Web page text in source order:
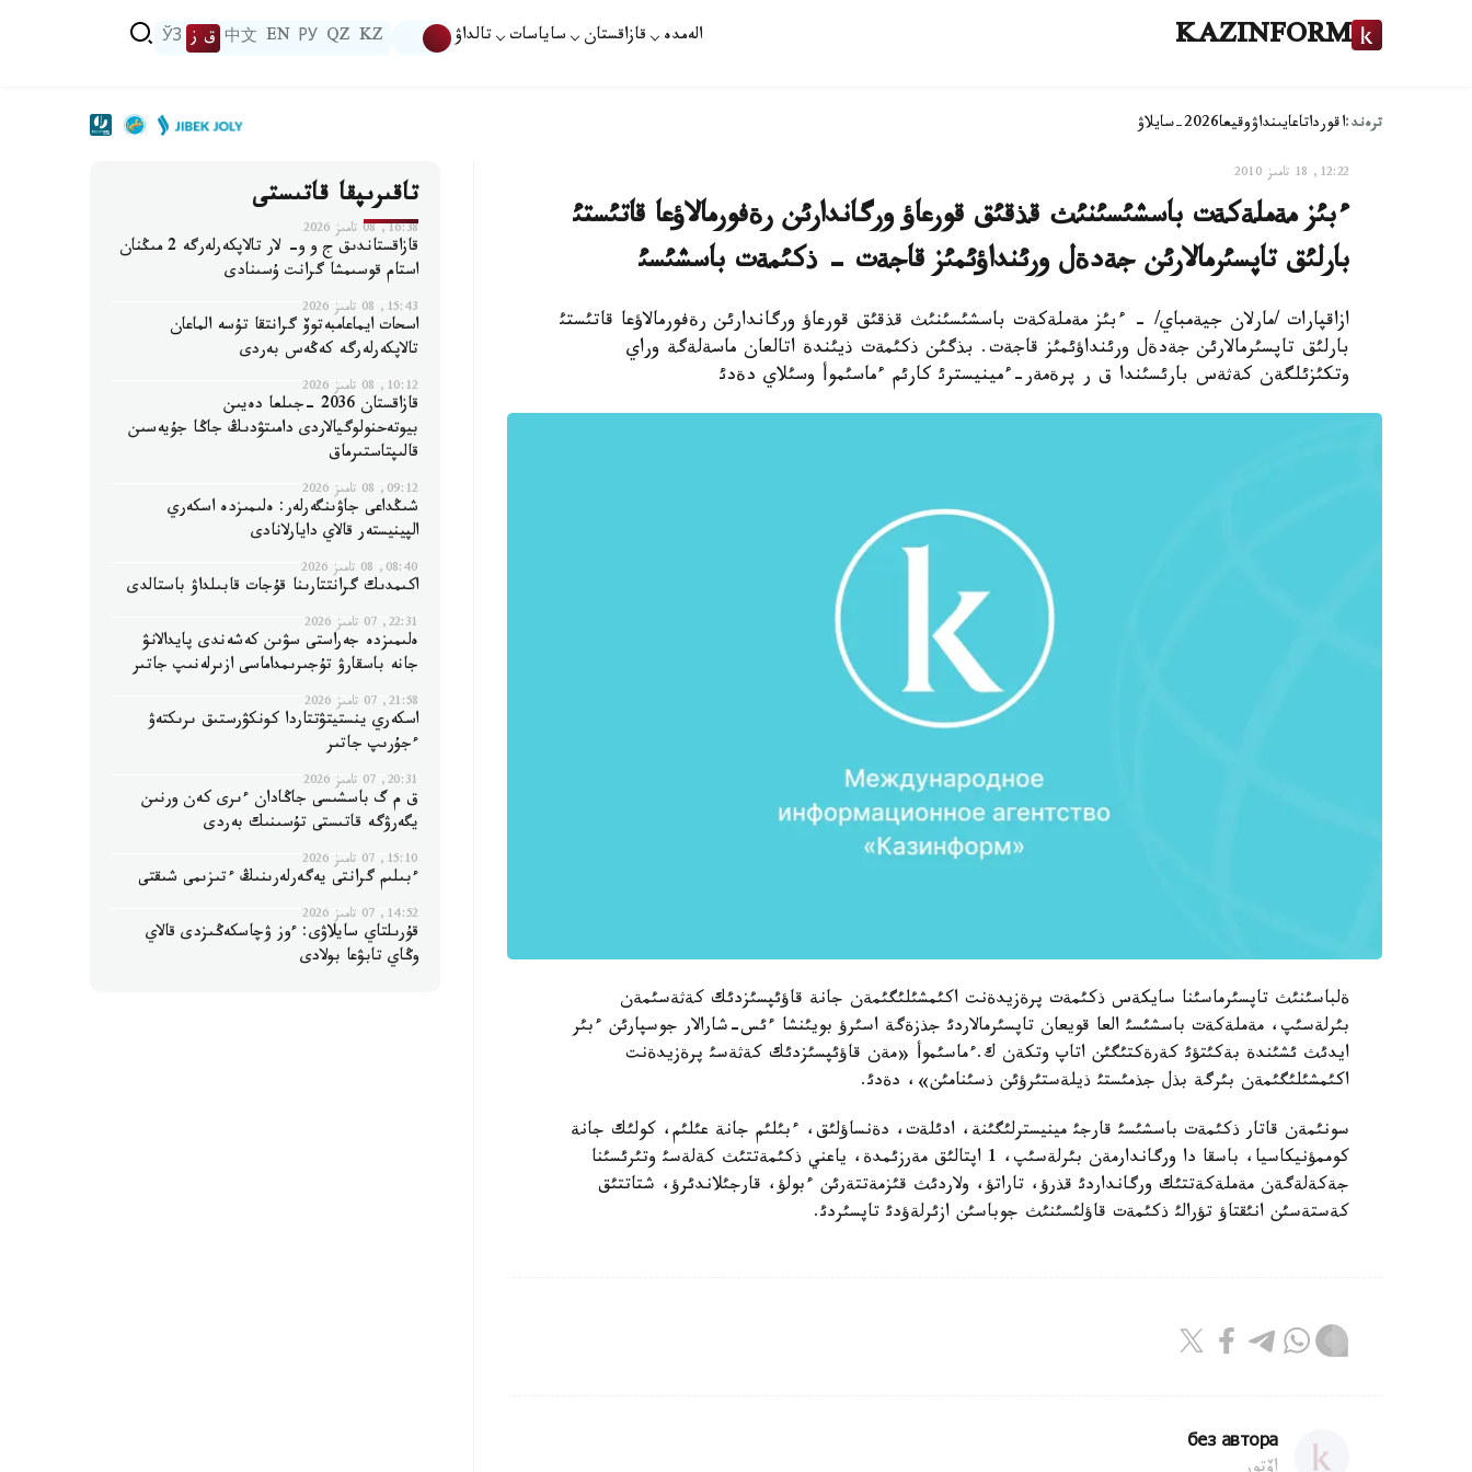
KAZINFORM الەمدە قازاقستان ساياسات تالداۋ KZ
QZ
РУ
EN
中文 ق ز ЎЗ
ترەند:اقورداتاعايىنداۋوقيعا2026-سايلاۋ
12:22, 18 تامىز 2010
ءبئز مةملةكةت باسشئسئنئث قذقئق قورعاؤ ورگاندارئن رةفورمالاؤعا قاتئستئ
بارلئق تاپسئرمالارئن جةدةل ورئنداؤئمئز قاجةت - ذكئمةت باسشئسئ
ازاقپارات /مارلان جيةمباي/ - ءبئز مةملةكةت باسشئسئنئث قذقئق قورعاؤ ورگاندارئن رةفورمالاؤعا قاتئستئ
بارلئق تاپسئرمالارئن جةدةل ورئنداؤئمئز قاجةت. بذگئن ذكئمةت ذيئندة اتالعان ماسةلةگة وراي
وتكئزئلگةن كةثةس بارئسئندا ق ر پرةمةر-ءمينيسترئ كارئم ءماسئموأ وسئلاي دةدئ
ةلباسئنئث تاپسئرماسئنا سايكةس ذكئمةت پرةزيدةنت اكئمشئلئگئمةن جانة قاؤئپسئزدئك كةثةسئمةن
بئرلةسئپ، مةملةكةت باسشئسئ العا قويعان تاپسئرمالاردئ جذزةگة اسئرؤ بويئنشا ءئس-شارالار جوسپارئن ءبئر
ايدئث ئشئندة بةكئتؤئ كةرةكتئگئن اتاپ وتكةن ك.ءماسئموأ «مةن قاؤئپسئزدئك كةثةسئ پرةزيدةنت
اكئمشئلئگئمةن بئرگة بذل جذمئستئ ذيلةستئرؤئن ذسئنامئن»، دةدئ.
سونئمةن قاتار ذكئمةت باسشئسئ قارجئ مينيسترلئگئنة، ادئلةت، دةنساؤلئق، ءبئلئم جانة عئلئم، كولئك جانة
كوممؤنيكاسيا، باسقا دا ورگاندارمةن بئرلةسئپ، 1 اپتالئق مةرزئمدة، ياعني ذكئمةتتئث كةلةسئ وتئرئسئنا
جةكةلةگةن مةملةكةتتئك ورگانداردئ قذرؤ، تاراتؤ، ولاردئث قئزمةتتةرئن ءبولؤ، قارجئلاندئرؤ، شتاتتئق
كةستةسئن انئقتاؤ تؤرالئ ذكئمةت قاؤلئسئنئث جوباسئن ازئرلةؤدئ تاپسئردئ.
без автора
تاقىرىپقا قاتىستى
16:38, 08 تامىز 2026
قازاقستاندىق ج و و- لار تالاپكەرلەرگە 2 مىڭنان
استام قوسىمشا گرانت ۇسىنادى
15:43, 08 تامىز 2026
اسحات ايماعامبەتوۆ گرانتقا تۇسە الماعان
تالاپكەرلەرگە كەڭەس بەردى
10:12, 08 تامىز 2026
قازاقستان 2036 -جىلعا دەيىن
بيوتەحنولوگيالاردى دامىتۋدىڭ جاڭا جۇيەسىن
قالىپتاستىرماق
09:12, 08 تامىز 2026
شىڭداعى جاۋىنگەرلەر: ەلىمىزدە اسكەري
الپينيستەر قالاي دايارلانادى
08:40, 08 تامىز 2026
اكىمدىك گرانتتارىنا قۇجات قابىلداۋ باستالدى
22:31, 07 تامىز 2026
ەلىمىزدە جەراستى سۋىن كەشەندى پايدالانۋ
جانە باسقارۋ تۇجىرىمداماسى ازىرلەنىپ جاتىر
21:58, 07 تامىز 2026
اسكەري ينستيتۋتتاردا كونكۋرستىق ىرىكتەۋ
ءجۇرىپ جاتىر
20:31, 07 تامىز 2026
ق م گ باسشىسى جاڭادان ءىرى كەن ورنىن
يگەرۋگە قاتىستى تۇسىنىك بەردى
15:10, 07 تامىز 2026
ءبىلىم گرانتى يەگەرلەرىنىڭ ءتىزىمى شىقتى
14:52, 07 تامىز 2026
قۇرىلتاي سايلاۋى: ءوز ۋچاسكەڭىزدى قالاي
وڭاي تابۋعا بولادى